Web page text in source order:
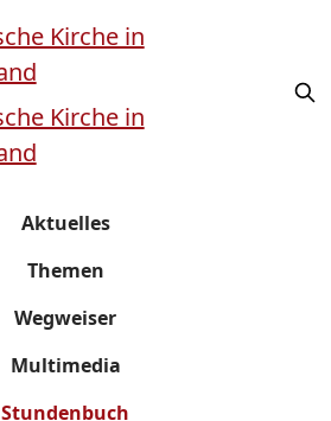
Aktuelles
Themen
Wegweiser
Multimedia
Stundenbuch